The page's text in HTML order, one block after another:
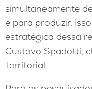
simultaneamente
e para produzir.
estratégica dessa
Gustavo Spadotti,
Territorial.